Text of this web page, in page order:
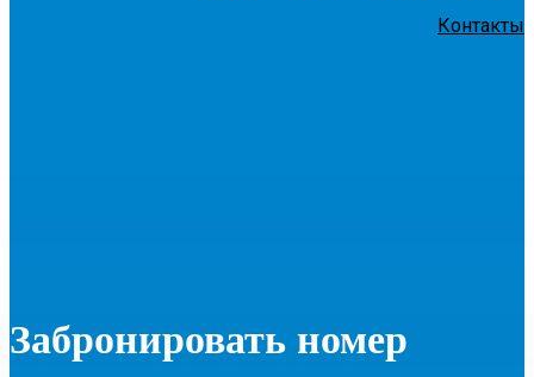
Контакты
Забронировать номер